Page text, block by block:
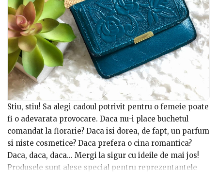
Stiu, stiu! Sa alegi cadoul potrivit pentru o femeie poate
fi o adevarata provocare. Daca nu-i place buchetul
comandat la florarie? Daca isi dorea, de fapt, un parfum
si niste cosmetice? Daca prefera o cina romantica?
Daca, daca, daca… Mergi la sigur cu ideile de mai jos!
Produsele sunt alese special pentru reprezentantele